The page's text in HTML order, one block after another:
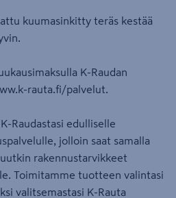
kuumasinkitty teräs kestää
K-Raudan
rauta.fi/palvelut.
Raudastasi edulliselle
jolloin saat samalla
rakennustarvikkeet
Toimitamme tuotteen valintasi
valitsemastasi K-Rauta